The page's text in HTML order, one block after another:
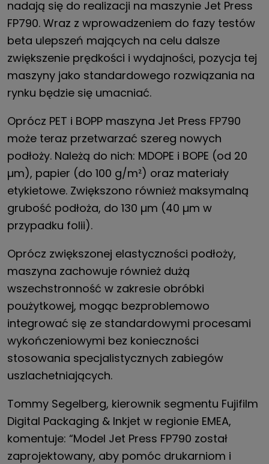
nadają się do realizacji na maszynie Jet Press
FP790. Wraz z wprowadzeniem do fazy testów
beta ulepszeń mających na celu dalsze
zwiększenie prędkości i wydajności, pozycja tej
maszyny jako standardowego rozwiązania na
rynku będzie się umacniać.
Oprócz PET i BOPP maszyna Jet Press FP790
może teraz przetwarzać szereg nowych
podłoży. Należą do nich: MDOPE i BOPE (od 20
µm), papier (do 100 g/m²) oraz materiały
etykietowe. Zwiększono również maksymalną
grubość podłoża, do 130 µm (40 µm w
przypadku folii).
Oprócz zwiększonej elastyczności podłoży,
maszyna zachowuje również dużą
wszechstronność w zakresie obróbki
poużytkowej, mogąc bezproblemowo
integrować się ze standardowymi procesami
wykończeniowymi bez konieczności
stosowania specjalistycznych zabiegów
uszlachetniających.
Tommy Segelberg, kierownik segmentu Fujifilm
Digital Packaging & Inkjet w regionie EMEA,
komentuje: “Model Jet Press FP790 został
zaprojektowany, aby pomóc drukarniom i